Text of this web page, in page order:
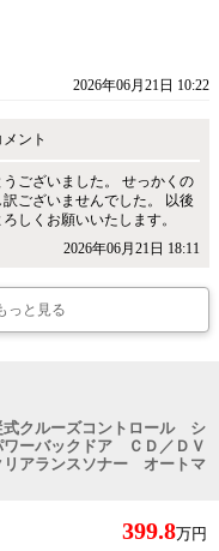
2026年06月21日 10:22
ント
ございました。 せっかくの
ございませんでした。 以後
しくお願いいたします。
2026年06月21日 18:11
っと見る
クルーズコントロール シ
ーバックドア ＣＤ／ＤＶ
アランスソナー オートマ
399.8万円